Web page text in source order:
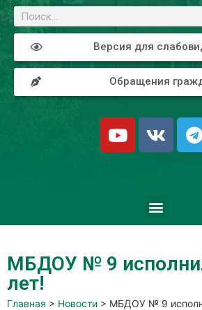
Версия для
Обращения
МБДОУ № 9
лет!
Главная > Новости > МБДОУ № 9